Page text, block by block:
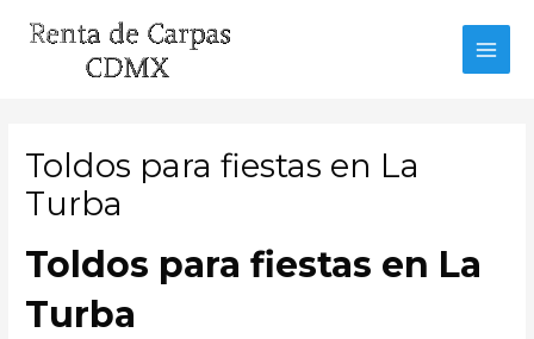
Toldos para fiestas en La
Turba
Toldos para fiestas en La
Turba